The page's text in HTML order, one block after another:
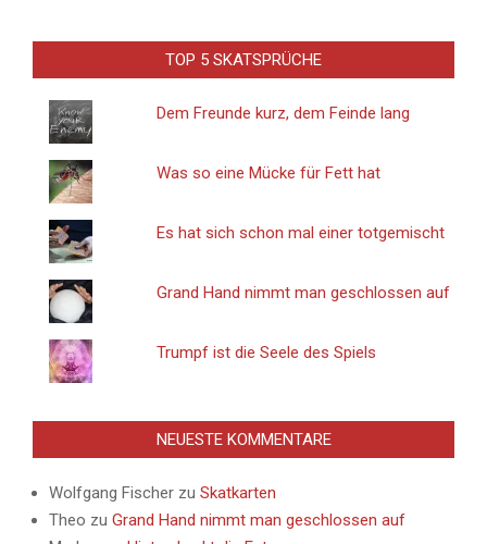
TOP 5 SKATSPRÜCHE
Dem Freunde kurz, dem Feinde lang
Was so eine Mücke für Fett hat
Es hat sich schon mal einer totgemischt
Grand Hand nimmt man geschlossen auf
Trumpf ist die Seele des Spiels
NEUESTE KOMMENTARE
Wolfgang Fischer zu Skatkarten
Theo zu Grand Hand nimmt man geschlossen auf